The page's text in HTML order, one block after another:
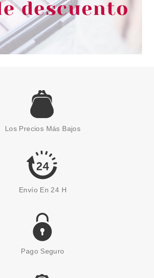
ESSENCE
ESSENCE GOT A CRUSH ON
APRICOTS BRILLO DE LABIOS
3.10€
Los Precios Más Bajos
Envío En 24 H
Pago Seguro